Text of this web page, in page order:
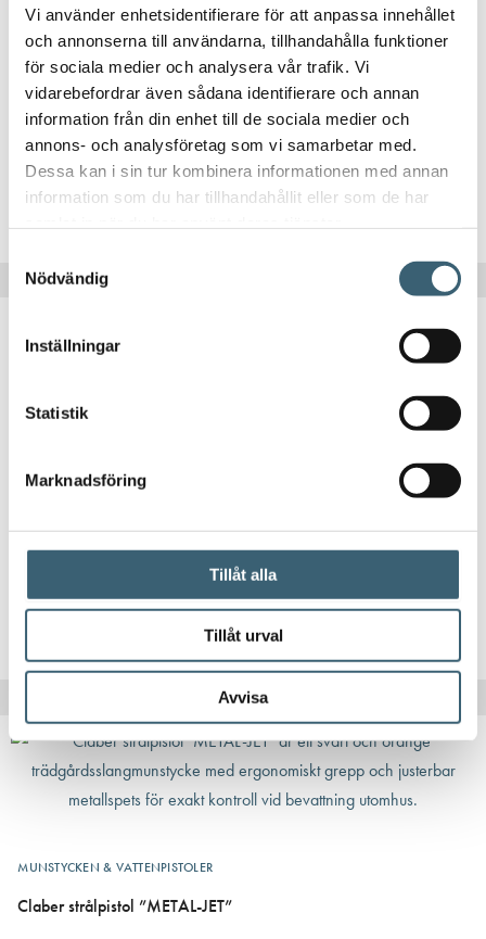
Vi använder enhetsidentifierare för att anpassa innehållet
och annonserna till användarna, tillhandahålla funktioner
för sociala medier och analysera vår trafik. Vi
vidarebefordrar även sådana identifierare och annan
information från din enhet till de sociala medier och
annons- och analysföretag som vi samarbetar med.
Dessa kan i sin tur kombinera informationen med annan
information som du har tillhandahållit eller som de har
Nödvändig
Inställningar
Statistik
Marknadsföring
Tillåt alla
Tillåt urval
Avvisa
MUNSTYCKEN & VATTENPISTOLER
Claber sprinklerpistol ”Balcony”
225kr
Claber ”SPRAY PISTOL”
96kr
Läs mer
MUNSTYCKEN & VATTENPISTOLER
Claber strålpistol ”METAL-JET”